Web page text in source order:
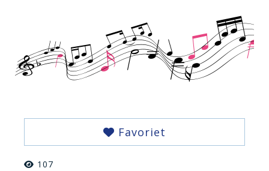
Favoriet
107